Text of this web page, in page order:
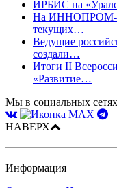
ИРБИС на
На ИННОПРОМ-
текущих…
Ведущие
создали…
Итоги II
«Развитие…
Мы в социальных сетях
НАВЕРХ
Информация